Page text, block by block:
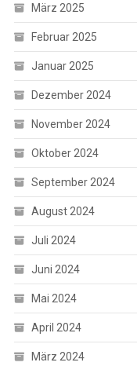
März 2025
Februar 2025
Januar 2025
Dezember 2024
November 2024
Oktober 2024
September 2024
August 2024
Juli 2024
Juni 2024
Mai 2024
April 2024
März 2024